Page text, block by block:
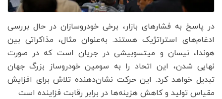
در پاسخ به فشارهای بازار، برخی خودروسازان در حال بررسی
ادغام‌های استراتژیک هستند. به‌عنوان مثال، مذاکراتی بین
هوندا، نیسان و میتسوبیشی در جریان است که در صورت
نهایی شدن، این اتحاد را به سومین خودروساز بزرگ جهان
تبدیل خواهد کرد. این حرکت نشان‌دهنده تلاش برای افزایش
مقیاس تولید و کاهش هزینه‌ها در برابر رقابت فزاینده است